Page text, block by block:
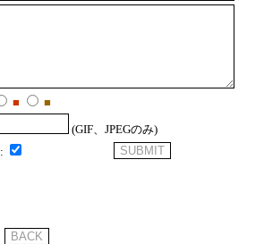
■
■
(GIF、JPEGのみ)